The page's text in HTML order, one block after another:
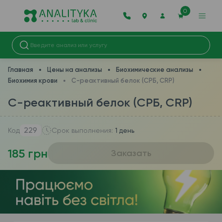
0
Главная Цены на анализы
Биохимические анализы
Биохимия крови
С-реактивный белок (СРБ, CRP)
С-реактивный белок (СРБ, CRP)
Код 229 Срок выполнения: 1 день
185 грн Заказать